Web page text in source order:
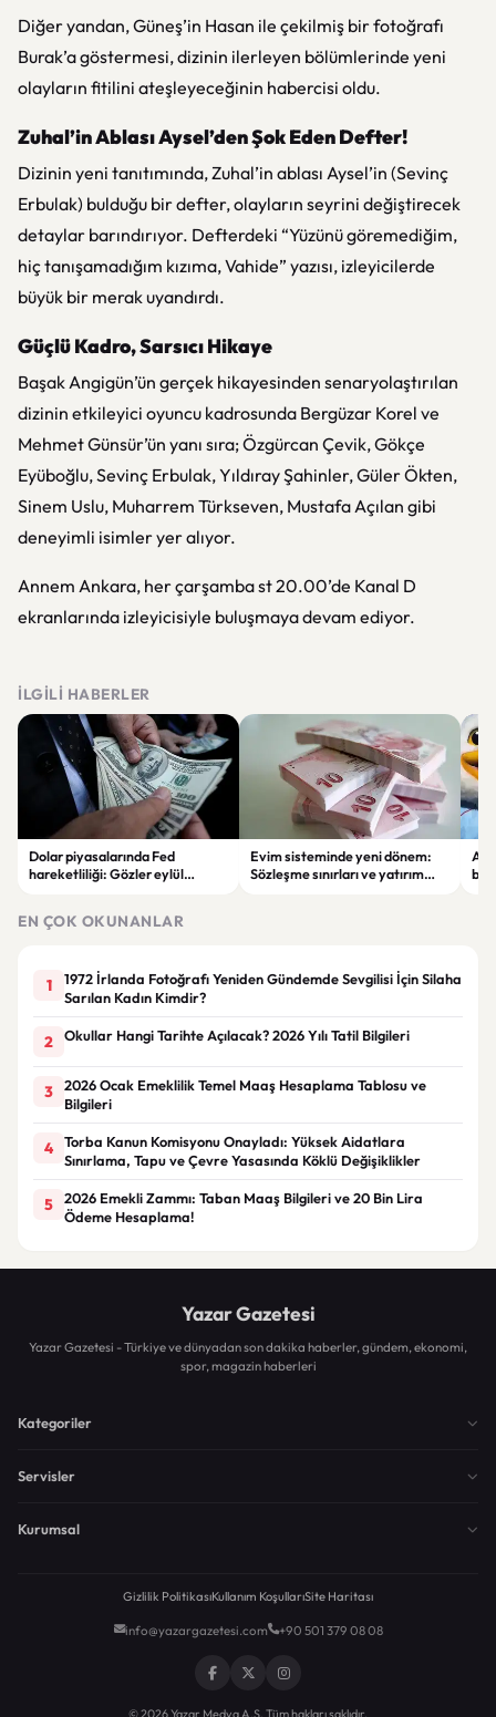
Diğer yandan, Güneş’in Hasan ile çekilmiş bir fotoğrafı
Burak’a göstermesi, dizinin ilerleyen bölümlerinde yeni
olayların fitilini ateşleyeceğinin habercisi oldu.
Zuhal’in Ablası Aysel’den Şok Eden Defter!
Dizinin yeni tanıtımında, Zuhal’in ablası Aysel’in (Sevinç
Erbulak) bulduğu bir defter, olayların seyrini değiştirecek
detaylar barındırıyor. Defterdeki “Yüzünü göremediğim,
hiç tanışamadığım kızıma, Vahide” yazısı, izleyicilerde
büyük bir merak uyandırdı.
Güçlü Kadro, Sarsıcı Hikaye
Başak Angigün’ün gerçek hikayesinden senaryolaştırılan
dizinin etkileyici oyuncu kadrosunda Bergüzar Korel ve
Mehmet Günsür’ün yanı sıra; Özgürcan Çevik, Gökçe
Eyüboğlu, Sevinç Erbulak, Yıldıray Şahinler, Güler Ökten,
Sinem Uslu, Muharrem Türkseven, Mustafa Açılan gibi
deneyimli isimler yer alıyor.
Annem Ankara, her çarşamba st 20.00’de Kanal D
ekranlarında izleyicisiyle buluşmaya devam ediyor.
İLGILI HABERLER
Dolar piyasalarında Fed
hareketliliği: Gözler eylül
Evim sisteminde yeni dönem:
Sözleşme sınırları ve yatırım
EN ÇOK OKUNANLAR
1
1972 İrlanda Fotoğrafı Yeniden Gündemde Sevgilisi İçin Silaha
Sarılan Kadın Kimdir?
2 Okullar Hangi Tarihte Açılacak? 2026 Yılı Tatil Bilgileri
3
2026 Ocak Emeklilik Temel Maaş Hesaplama Tablosu ve
Bilgileri
4
Torba Kanun Komisyonu Onayladı: Yüksek Aidatlara
Sınırlama, Tapu ve Çevre Yasasında Köklü Değişiklikler
5
2026 Emekli Zammı: Taban Maaş Bilgileri ve 20 Bin Lira
Ödeme Hesaplama!
Yazar Gazetesi
Yazar Gazetesi - Türkiye ve dünyadan son dakika haberler, gündem, ekonomi,
spor, magazin haberleri
Kategoriler
Servisler
Kurumsal
Gizlilik PolitikasıKullanım KoşullarıSite Haritası
info@yazargazetesi.com +90 501 379 08 08
© 2026 Yazar Medya A.Ş. Tüm hakları saklıdır.